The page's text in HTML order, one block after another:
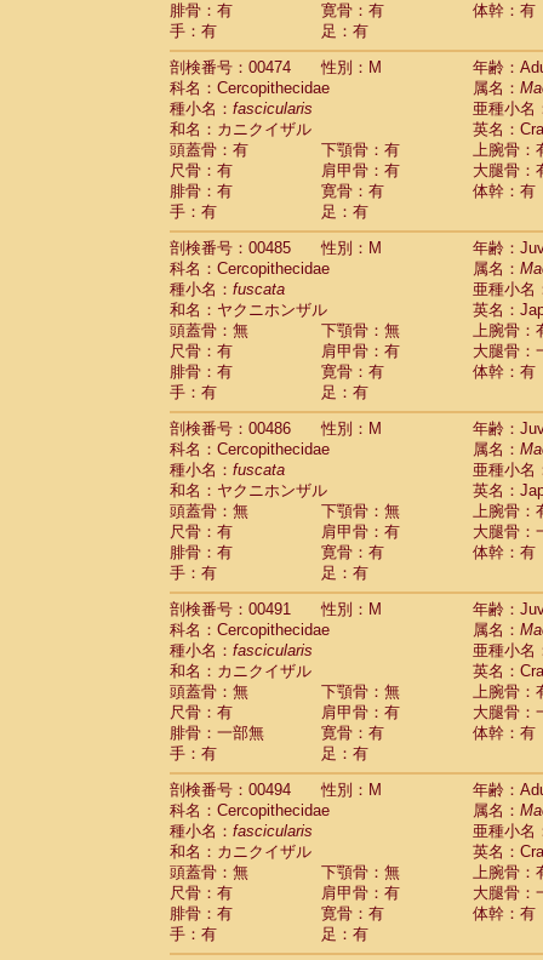
腓骨：有
寛骨：有
体幹：有
手：有
足：有
剖検番号：00474
性別：M
年齢：
科名：Cercopithecidae
属名：
種小名： fascicularis
亜種小名
和名：カニクイザル
英名：
頭蓋骨：有
下顎骨：有
上腕骨：
尺骨：有
肩甲骨：有
大腿骨：
腓骨：有
寛骨：有
体幹：有
手：有
足：有
剖検番号：00485
性別：M
年齢：
科名：Cercopithecidae
属名：
種小名： fuscata
亜種小名
和名：ヤクニホンザル
英名：
頭蓋骨：無
下顎骨：無
上腕骨：
尺骨：有
肩甲骨：有
大腿骨：
腓骨：有
寛骨：有
体幹：有
手：有
足：有
剖検番号：00486
性別：M
年齢：
科名：Cercopithecidae
属名：
種小名： fuscata
亜種小名
和名：ヤクニホンザル
英名：
頭蓋骨：無
下顎骨：無
上腕骨：
尺骨：有
肩甲骨：有
大腿骨：
腓骨：有
寛骨：有
体幹：有
手：有
足：有
剖検番号：00491
性別：M
年齢：
科名：Cercopithecidae
属名：
種小名： fascicularis
亜種小名
和名：カニクイザル
英名：
頭蓋骨：無
下顎骨：無
上腕骨：
尺骨：有
肩甲骨：有
大腿骨：
腓骨：一部無
寛骨：有
体幹：有
手：有
足：有
剖検番号：00494
性別：M
年齢：
科名：Cercopithecidae
属名：
種小名： fascicularis
亜種小名
和名：カニクイザル
英名：
頭蓋骨：無
下顎骨：無
上腕骨：
尺骨：有
肩甲骨：有
大腿骨：
腓骨：有
寛骨：有
体幹：有
手：有
足：有